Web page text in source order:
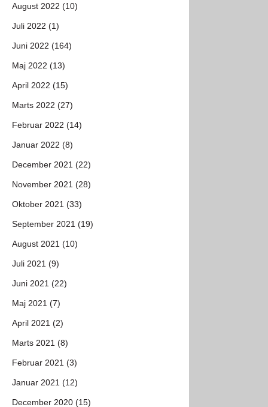
August 2022 (10)
Juli 2022 (1)
Juni 2022 (164)
Maj 2022 (13)
April 2022 (15)
Marts 2022 (27)
Februar 2022 (14)
Januar 2022 (8)
December 2021 (22)
November 2021 (28)
Oktober 2021 (33)
September 2021 (19)
August 2021 (10)
Juli 2021 (9)
Juni 2021 (22)
Maj 2021 (7)
April 2021 (2)
Marts 2021 (8)
Februar 2021 (3)
Januar 2021 (12)
December 2020 (15)